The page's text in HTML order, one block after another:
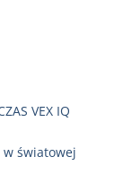
VEX IQ
w światowej